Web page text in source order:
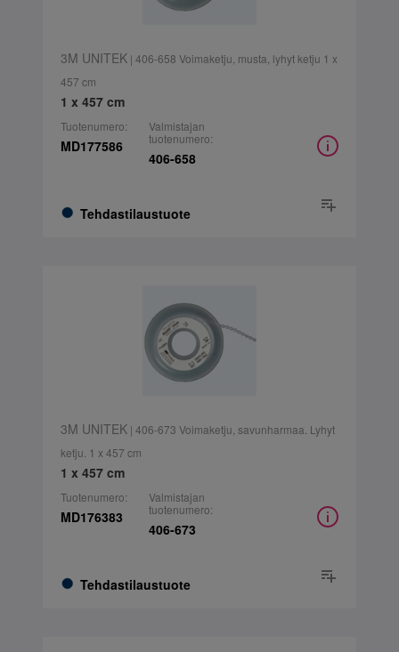
3M UNITEK| 406-658 Voimaketju, musta, lyhyt ketju 1 x
457 cm
1 x 457 cm
Tuotenumero:
MD177586
Tehdastilaustuote
Valmistajan
tuotenumero:
406-658
3M UNITEK| 406-673 Voimaketju, savunharmaa. Lyhyt
ketju. 1 x 457 cm
1 x 457 cm
Tuotenumero:
MD176383
Tehdastilaustuote
Valmistajan
tuotenumero:
406-673